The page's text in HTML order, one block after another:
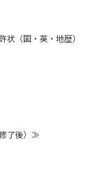
テスト「受験案
（国・英・地歴）
了後）≫